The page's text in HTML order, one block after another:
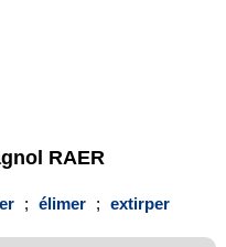
RAER
; élimer ; extirper